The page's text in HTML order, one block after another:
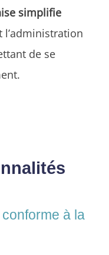
simplifie
l’administration
de se
à la